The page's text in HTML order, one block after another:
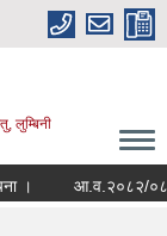
लुम्बिनी
। आ.व.२०८२/